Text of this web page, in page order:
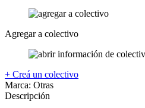
Agregar a colectivo
+ Creá un colectivo
Marca: Otras
Descripción